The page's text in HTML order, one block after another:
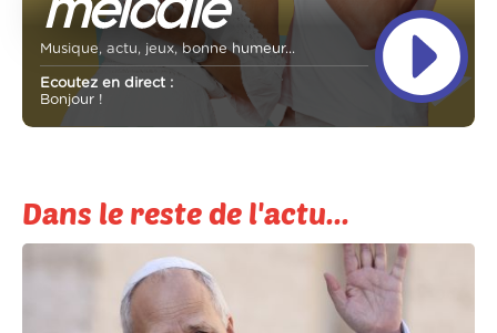
Musique, actu, jeux, bonne humeur...
Ecoutez en direct :
Bonjour !
Dans le reste de l'actu...